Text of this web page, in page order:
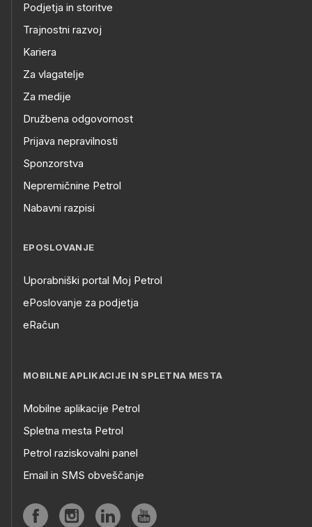
Podjetja in storitve
Trajnostni razvoj
Kariera
Za vlagatelje
Za medije
Družbena odgovornost
Prijava nepravilnosti
Sponzorstva
Nepremičnine Petrol
Nabavni razpisi
EPOSLOVANJE
Uporabniški portal Moj Petrol
ePoslovanje za podjetja
eRačun
MOBILNE APLIKACIJE IN SPLETNA MESTA
Mobilne aplikacije Petrol
Spletna mesta Petrol
Petrol raziskovalni panel
Email in SMS obveščanje